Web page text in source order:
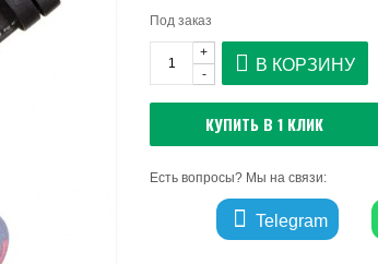
Под заказ
-
+
В КОРЗИНУ
КУПИТЬ В 1 КЛИК
Есть вопросы? Мы на связи:
Telegram